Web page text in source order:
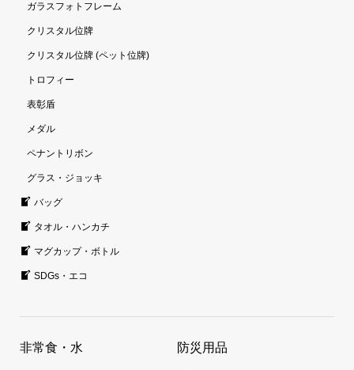
ガラスフォトフレーム
クリスタル位牌
クリスタル位牌 (ペット位牌)
トロフィー
表彰盾
メダル
ペナントリボン
グラス・ジョッキ
バッグ
タオル・ハンカチ
マグカップ・ボトル
SDGs・エコ
非常食・水 防災用品